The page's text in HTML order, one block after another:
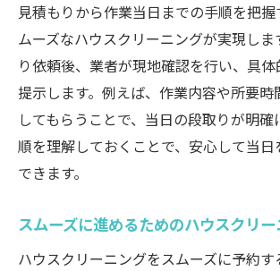
水回りセットプランの費用構
すく解説
追加料金が発生しやすいハウ
グの事例
ハウスクリーニング費用を抑
費用を実現
ハウスクリーニング依頼時の注意
見積もりから作業当日までの手順を把
ムーズなハウスクリーニングが実現しま
り依頼後、業者が現地確認を行い、具
提示します。例えば、作業内容や所要
してもらうことで、当日の段取りが明確
順を理解しておくことで、安心して当
できます。
スムーズに進めるためのハウスクリ
ハウスクリーニングをスムーズに予約